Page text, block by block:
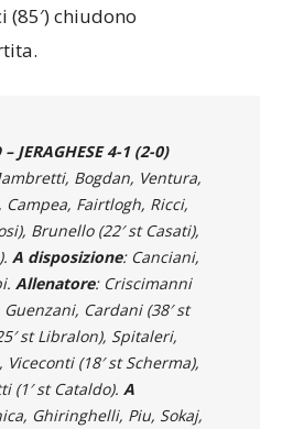
(85′) chiudono
JERAGHESE 4-1 (2-0)
Bogdan, Ventura,
Fairtlogh, Ricci,
Brunello (22′ st Casati),
A disposizione: Canciani,
Allenatore: Criscimanni
Cardani (38′ st
st Libralon), Spitaleri,
(18′ st Scherma),
(1′ st Cataldo). A
Ghiringhelli, Piu, Sokaj,